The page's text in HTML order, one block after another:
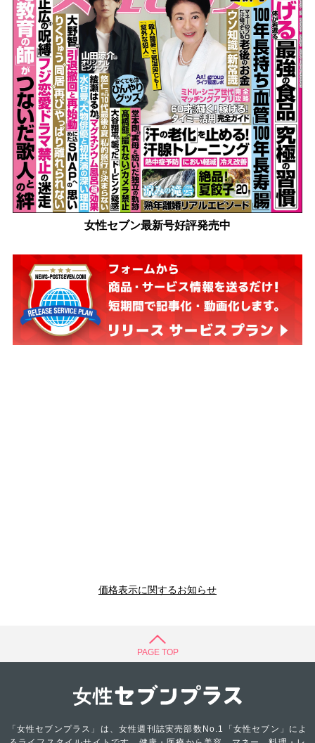
女性セブン最新号好評発売中
価格表示に関するお知らせ
PAGE TOP
「女性セブンプラス」は、女性週刊誌実売部数No.1「女性セブン」によ